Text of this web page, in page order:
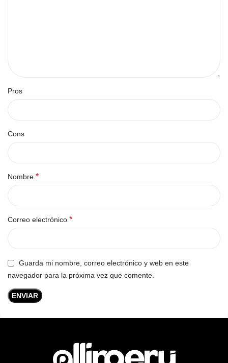
Pros
Cons
Nombre *
Correo electrónico *
Guarda mi nombre, correo electrónico y web en este
navegador para la próxima vez que comente.